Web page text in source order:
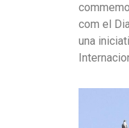
com el
una